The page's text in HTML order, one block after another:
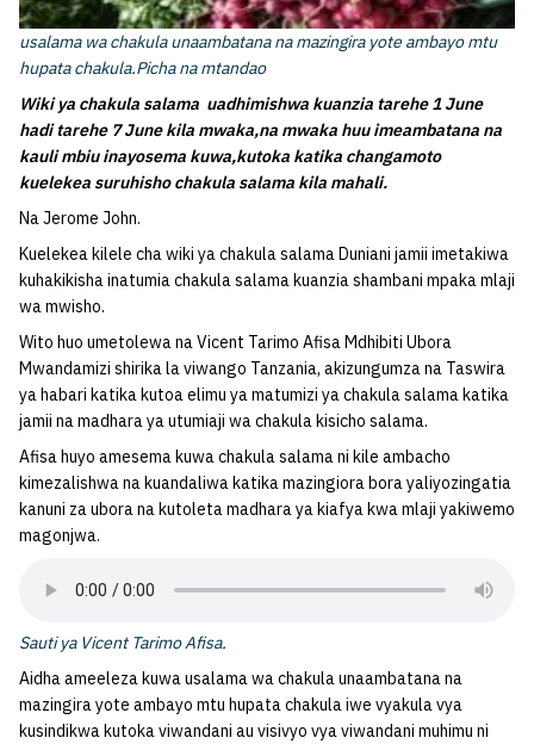
usalama wa chakula unaambatana na mazingira yote ambayo mtu
hupata chakula.Picha na mtandao
Wiki ya chakula salama uadhimishwa kuanzia tarehe 1 June
hadi tarehe 7 June kila mwaka,na mwaka huu imeambatana na
kauli mbiu inayosema kuwa,kutoka katika changamoto
kuelekea suruhisho chakula salama kila mahali.
Na Jerome John.
Kuelekea kilele cha wiki ya chakula salama Duniani jamii imetakiwa
kuhakikisha inatumia chakula salama kuanzia shambani mpaka mlaji
wa mwisho.
Wito huo umetolewa na Vicent Tarimo Afisa Mdhibiti Ubora
Mwandamizi shirika la viwango Tanzania, akizungumza na Taswira
ya habari katika kutoa elimu ya matumizi ya chakula salama katika
jamii na madhara ya utumiaji wa chakula kisicho salama.
Afisa huyo amesema kuwa chakula salama ni kile ambacho
kimezalishwa na kuandaliwa katika mazingiora bora yaliyozingatia
kanuni za ubora na kutoleta madhara ya kiafya kwa mlaji yakiwemo
magonjwa.
Sauti ya Vicent Tarimo Afisa.
Aidha ameeleza kuwa usalama wa chakula unaambatana na
mazingira yote ambayo mtu hupata chakula iwe vyakula vya
kusindikwa kutoka viwandani au visivyo vya viwandani muhimu ni